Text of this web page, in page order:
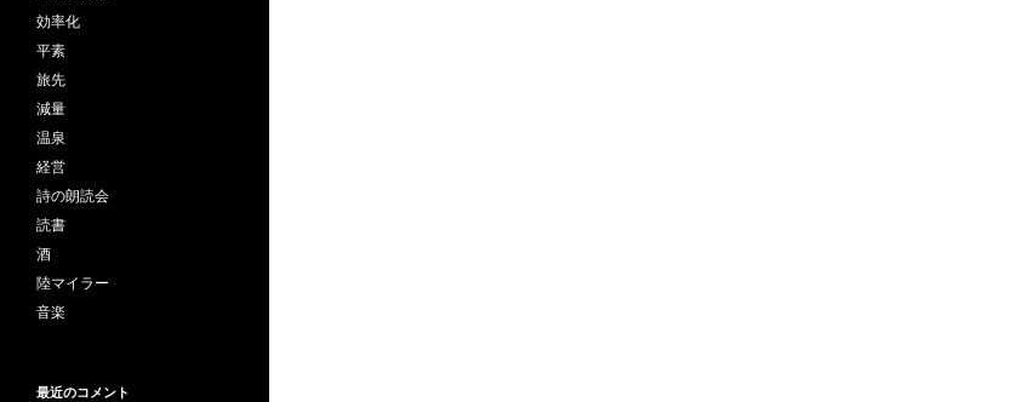
効率化
平素
旅先
減量
温泉
経営
詩の朗読会
読書
酒
陸マイラー
音楽
最近のコメント